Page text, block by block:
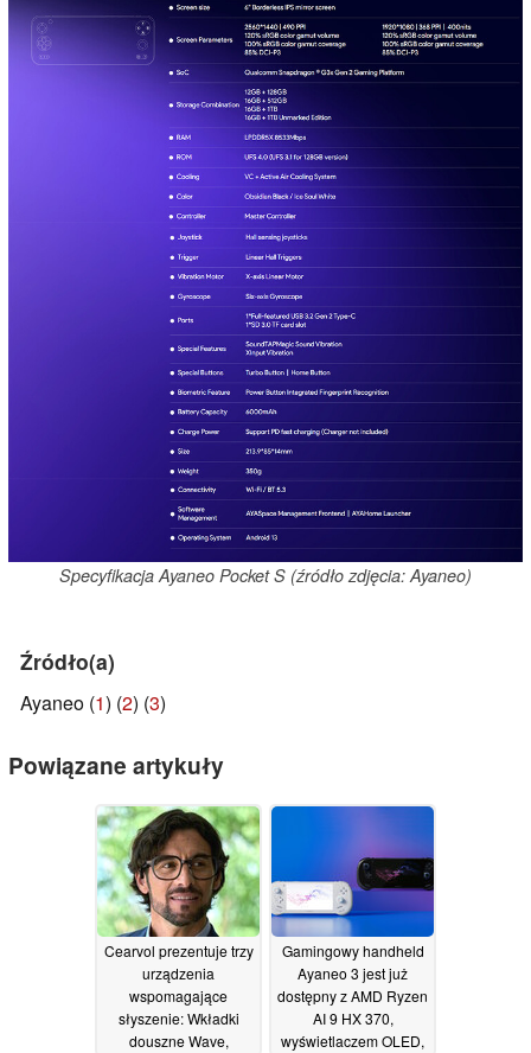
Specyfikacja Ayaneo Pocket S (źródło zdjęcia: Ayaneo)
Źródło(a)
Ayaneo (1) (2) (3)
Powiązane artykuły
Cearvol prezentuje trzy
urządzenia
wspomagające
słyszenie: Wkładki
douszne Wave,
Gamingowy handheld
Ayaneo 3 jest już
dostępny z AMD Ryzen
AI 9 HX 370,
wyświetlaczem OLED,